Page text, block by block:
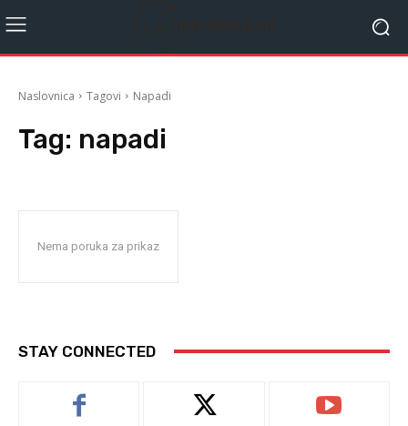
Naslovnica Tagovi Napadi
Tag: napadi
Nema poruka za prikaz
STAY CONNECTED